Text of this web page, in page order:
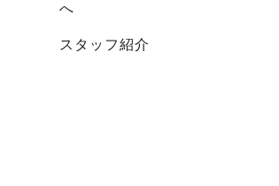
へ
スタッフ紹介